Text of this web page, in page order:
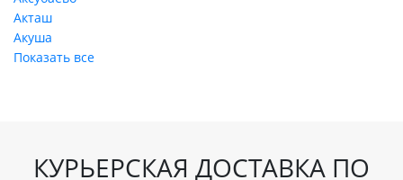
Акташ
Акуша
Показать все
КУРЬЕРСКАЯ ДОСТАВКА ПО